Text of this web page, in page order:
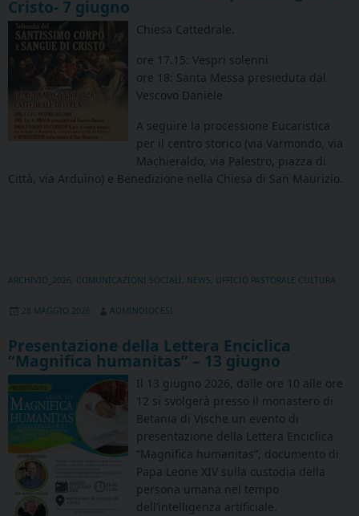
Cristo- 7 giugno
Chiesa Cattedrale.
ore 17.15: Vespri solenni
ore 18: Santa Messa presieduta dal
Vescovo Daniele
A seguire la processione Eucaristica
per il centro storico (via Varmondo, via
Machieraldo, via Palestro, piazza di
Città, via Arduino) e Benedizione nella Chiesa di San Maurizio.
ARCHIVIO_2026 COMUNICAZIONI SOCIALI NEWS UFFICIO PASTORALE CULTURA
28 MAGGIO 2026 ADMINDIOCESI
Presentazione della Lettera Enciclica
“Magnifica humanitas” – 13 giugno
Il 13 giugno 2026, dalle ore 10 alle ore
12 si svolgerà presso il monastero di
Betania di Vische un evento di
presentazione della Lettera Enciclica
“Magnifica humanitas”, documento di
Papa Leone XIV sulla custodia della
persona umana nel tempo
dell’intelligenza artificiale.